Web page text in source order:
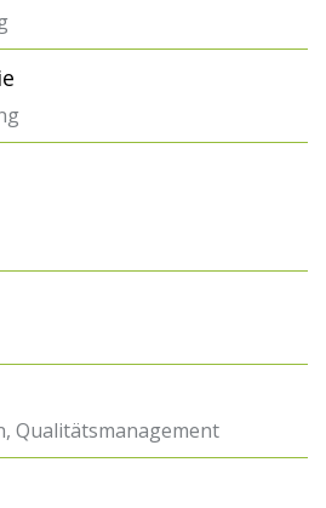
Qualitätsmanagement